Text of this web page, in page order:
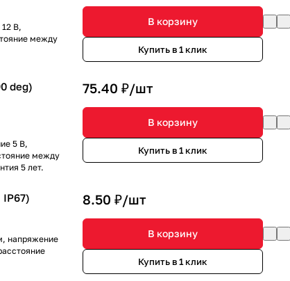
В,
между
В корзину
Купить в 1 клик
deg)
5 В,
между
5 лет.
75.40 ₽/шт
В корзину
Купить в 1 клик
напряжение
8.50 ₽/шт
В корзину
Купить в 1 клик